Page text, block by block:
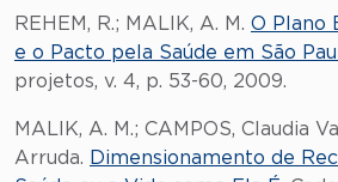
REHEM, R.; MALIK, A. M. O Plano
e o Pacto pela Saúde em São
projetos, v. 4, p. 53-60, 2009.
MALIK, A. M.; CAMPOS, Claudia
Arruda. Dimensionamento de